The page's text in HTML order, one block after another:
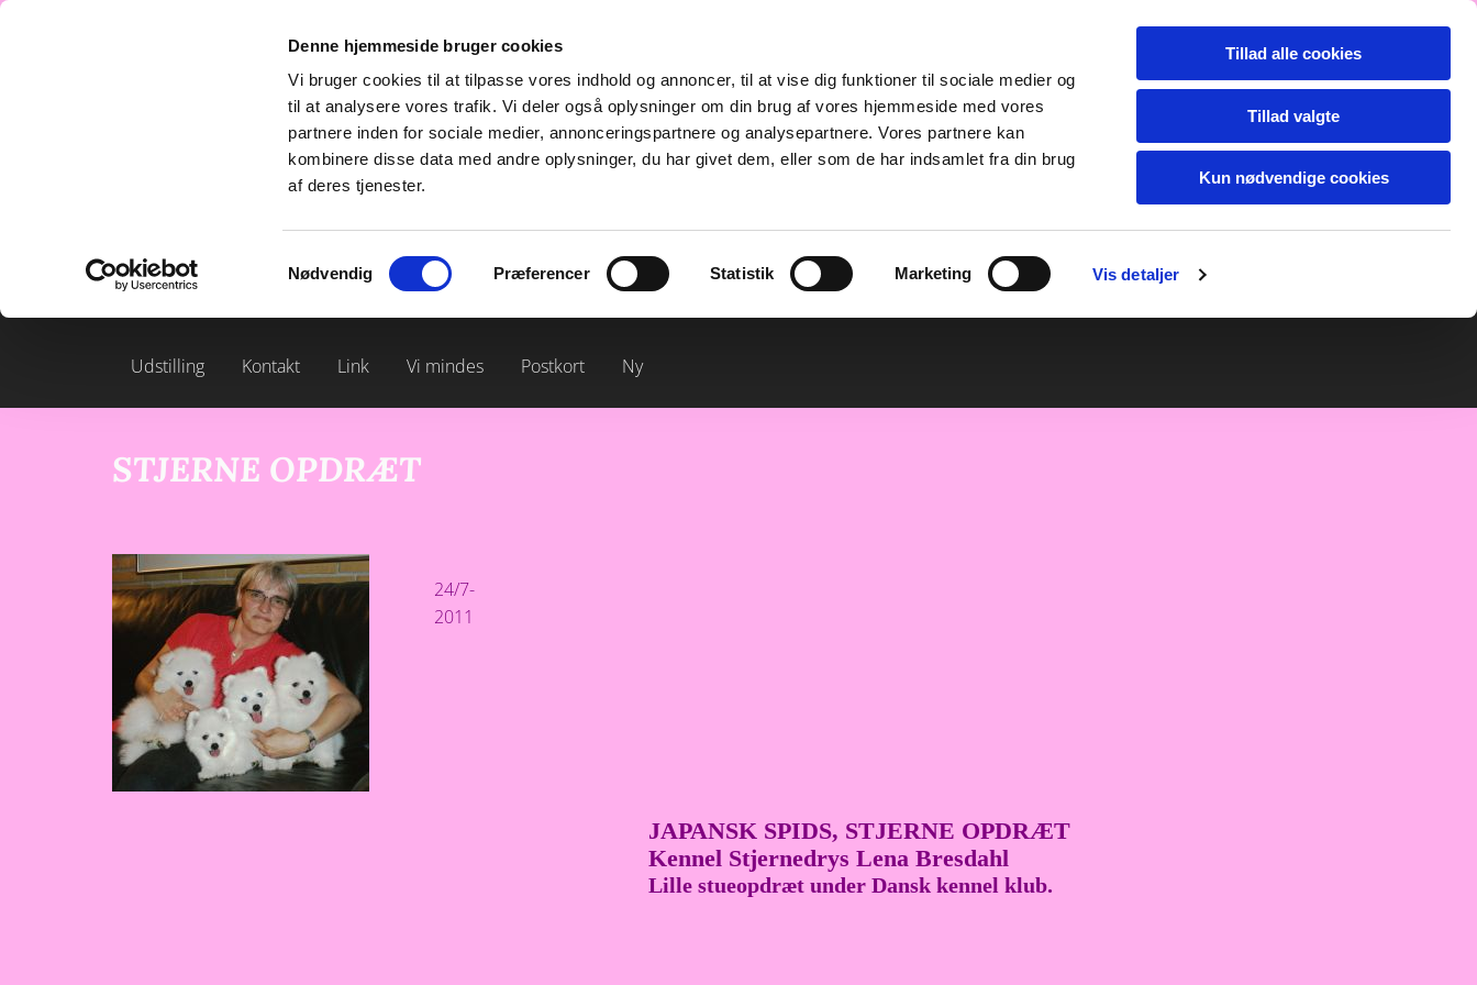
Denne hjemmeside bruger cookies
Vi bruger cookies til at tilpasse vores indhold og annoncer, til at vise dig funktioner til sociale medier og
til at analysere vores trafik. Vi deler også oplysninger om din brug af vores hjemmeside med vores
partnere inden for sociale medier, annonceringspartnere og analysepartnere. Vores partnere kan
kombinere disse data med andre oplysninger, du har givet dem, eller som de har indsamlet fra din brug
af deres tjenester.
Nødvendig Præferencer Statistik Marketing Vis detaljer
Tillad alle cookies
Tillad valgte
Kun nødvendige cookies
KENNEL STJERNEDRYS
Opdræt af Japansk Spids
Velkommen Hvem er vi Hvalpe Malik Thea Zik-Zak Z Jamie Mayzie Gamle kuld PRArcd4 Info
Udstilling Kontakt Link Vi mindes Postkort Ny
STJERNE OPDRÆT
24/7-
2011
JAPANSK SPIDS, STJERNE OPDRÆT
Kennel Stjernedrys Lena Bresdahl
Lille stueopdræt under Dansk kennel klub.